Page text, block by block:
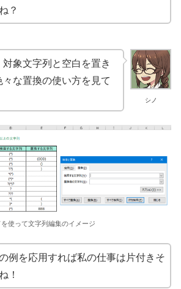
？
シノ
象文字列と空白を置き
な置換の使い方を見て
使って文字列編集のイメージ
例を応用すれば私の仕事は片付きそ
！